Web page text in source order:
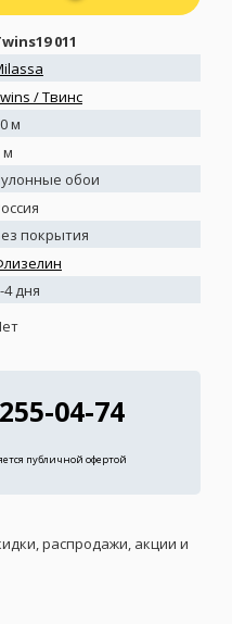
011
/ Твинс
м
м
обои
покрытия
4 дня
04-74
публичной офертой
распродажи, акции и